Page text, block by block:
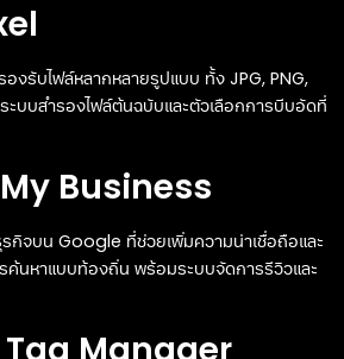
งรับไฟล์หลากหลายรูปแบบ ทั้ง JPG, PNG,
ะบบสำรองไฟล์ต้นฉบับและตัวเลือกการบีบอัดที่
Business
กิจบน Google ที่ช่วยเพิ่มความน่าเชื่อถือและ
ค้นหาแบบท้องถิ่น พร้อมระบบจัดการรีวิวและ